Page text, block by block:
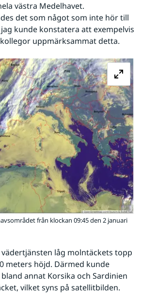
västra Medelhavet.
det som något som inte hör till
kunde konstatera att exempelvis
uppmärksammat detta.
från klockan 09:45 den 2 januari
låg molntäckets topp
meters höjd. Därmed kunde
annat Korsika och Sardinien
vilket syns på satellitbilden.